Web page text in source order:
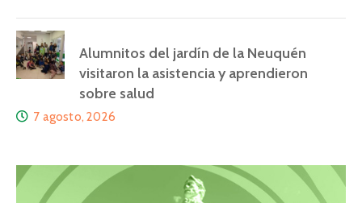
Alumnitos del jardín de la Neuquén
visitaron la asistencia y aprendieron
sobre salud
7 agosto, 2026